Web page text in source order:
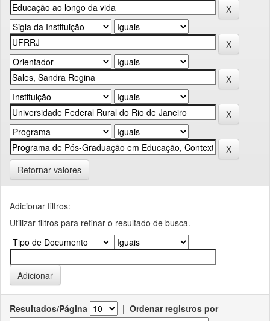
Retornar valores
Adicionar filtros:
Utilizar filtros para refinar o resultado de busca.
Resultados/Página | Ordenar registros por